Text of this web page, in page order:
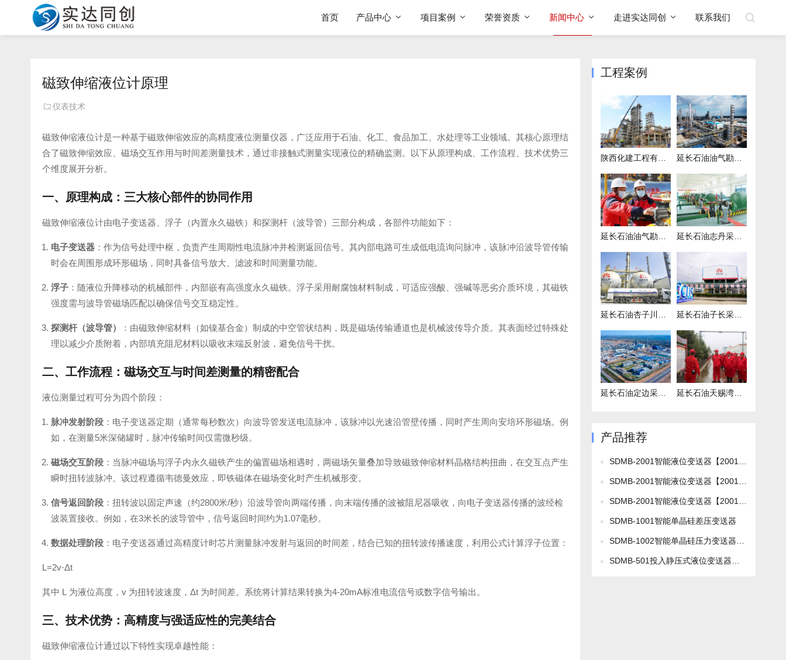
首页 产品中心 项目案例 荣誉资质 新闻中心 走进实达同创 联系我们
磁致伸缩液位计原理
仪表技术
磁致伸缩液位计是一种基于磁致伸缩效应的高精度液位测量仪器，广泛应用于石油、化工、食品加工、水处理等工业领域。其核心原理结
合了磁致伸缩效应、磁场交互作用与时间差测量技术，通过非接触式测量实现液位的精确监测。以下从原理构成、工作流程、技术优势三
个维度展开分析。
一、原理构成：三大核心部件的协同作用
磁致伸缩液位计由电子变送器、浮子（内置永久磁铁）和探测杆（波导管）三部分构成，各部件功能如下：
电子变送器 ：作为信号处理中枢，负责产生周期性电流脉冲并检测返回信号。其内部电路可生成低电流询问脉冲，该脉冲沿波导管传输
时会在周围形成环形磁场，同时具备信号放大、滤波和时间测量功能。
浮子 ：随液位升降移动的机械部件，内部嵌有高强度永久磁铁。浮子采用耐腐蚀材料制成，可适应强酸、强碱等恶劣介质环境，其磁铁
强度需与波导管磁场匹配以确保信号交互稳定性。
探测杆（波导管）
：由磁致伸缩材料（如镍基合金）制成的中空管状结构，既是磁场传输通道也是机械波传导介质。其表面经过特殊处
理以减少介质附着，内部填充阻尼材料以吸收末端反射波，避免信号干扰。
二、工作流程：磁场交互与时间差测量的精密配合
液位测量过程可分为四个阶段：
脉冲发射阶段 ：电子变送器定期（通常每秒数次）向波导管发送电流脉冲，该脉冲以光速沿管壁传播，同时产生周向安培环形磁场。例
如，在测量5米深储罐时，脉冲传输时间仅需微秒级。
磁场交互阶段 ：当脉冲磁场与浮子内永久磁铁产生的偏置磁场相遇时，两磁场矢量叠加导致磁致伸缩材料晶格结构扭曲，在交互点产生
瞬时扭转波脉冲。该过程遵循韦德曼效应，即铁磁体在磁场变化时产生机械形变。
信号返回阶段 ：扭转波以固定声速（约2800米/秒）沿波导管向两端传播，向末端传播的波被阻尼器吸收，向电子变送器传播的波经检
波装置接收。例如，在3米长的波导管中，信号返回时间约为1.07毫秒。
数据处理阶段 ：电子变送器通过高精度计时芯片测量脉冲发射与返回的时间差，结合已知的扭转波传播速度，利用公式计算浮子位置：
L=2v⋅Δt
其中 L 为液位高度，v 为扭转波速度，Δt 为时间差。系统将计算结果转换为4-20mA标准电流信号或数字信号输出。
三、技术优势：高精度与强适应性的完美结合
磁致伸缩液位计通过以下特性实现卓越性能：
工程案例
产品推荐
SDMB-1001智能单晶硅差压变送器